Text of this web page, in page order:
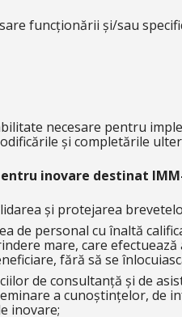
funcționării și/sau
necesare pentru
și completările
inovare destinat IMM-
și protejarea
de personal cu înaltă
mare, care
fără să se
de consultanță și de
a cunoștințelor, de
inovare;